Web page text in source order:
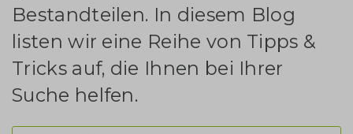
Bestandteilen. In diesem Blog
listen wir eine Reihe von Tipps &
Tricks auf, die Ihnen bei Ihrer
Suche helfen.